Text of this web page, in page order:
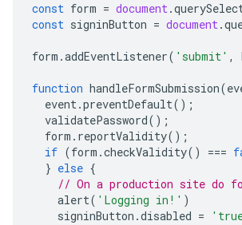
const form = document.
const signinButton = document
form.addEventListener(
function handleFormSubmission
event.preventDefault
validatePassword
form.reportValidity
if (form.checkValidity ()
} else
// On a production site do
alert('Logging in!'
signinButton.disabled =